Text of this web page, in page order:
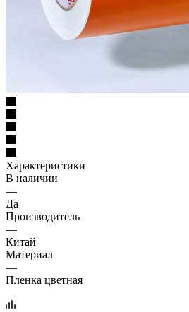
Характеристики
В наличии
—
Да
Производитель
—
Китай
Материал
—
Пленка цветная